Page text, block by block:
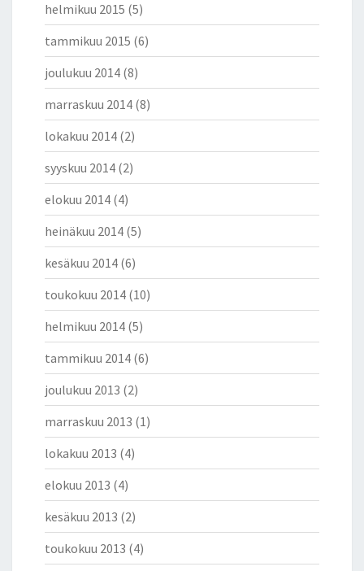
helmikuu 2015 (5)
tammikuu 2015 (6)
joulukuu 2014 (8)
marraskuu 2014 (8)
lokakuu 2014 (2)
syyskuu 2014 (2)
elokuu 2014 (4)
heinäkuu 2014 (5)
kesäkuu 2014 (6)
toukokuu 2014 (10)
helmikuu 2014 (5)
tammikuu 2014 (6)
joulukuu 2013 (2)
marraskuu 2013 (1)
lokakuu 2013 (4)
elokuu 2013 (4)
kesäkuu 2013 (2)
toukokuu 2013 (4)